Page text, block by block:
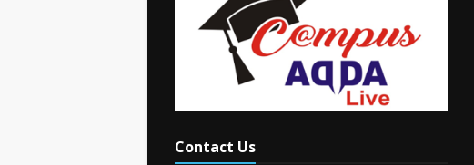
Contact Us